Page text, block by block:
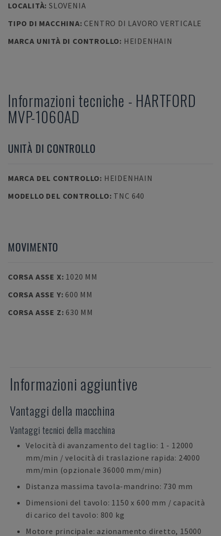
LOCALITÀ: SLOVENIA
TIPO DI MACCHINA: CENTRO DI LAVORO VERTICALE
MARCA UNITÀ DI CONTROLLO: HEIDENHAIN
Informazioni tecniche - HARTFORD
MVP-1060AD
UNITÀ DI CONTROLLO
MARCA DEL CONTROLLO: HEIDENHAIN
MODELLO DEL CONTROLLO: TNC 640
MOVIMENTO
CORSA ASSE X: 1020 MM
CORSA ASSE Y: 600 MM
CORSA ASSE Z: 630 MM
Informazioni aggiuntive
Vantaggi della macchina
Vantaggi tecnici della macchina
Velocità di avanzamento del taglio: 1 - 12000
mm/min / velocità di traslazione rapida: 24000
mm/min (opzionale 36000 mm/min)
Distanza massima tavola-mandrino: 730 mm
Dimensioni del tavolo: 1150 x 600 mm / capacità
di carico del tavolo: 800 kg
Motore principale: azionamento diretto, 15000